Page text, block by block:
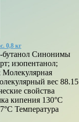
0,8 кг
бутанол Синонимы
изопентанол;
вес 88.15
свойства
кипения 130°C
Температура